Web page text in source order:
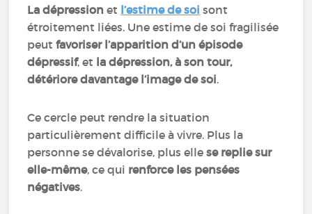
La dépressionet l’estime de soi sont
étroitement liées. Une estime de soi fragilisée
peutfavoriser l’apparition d’un épisode
dépressif, et la dépression, à son tour,
détériore davantage l’image de soi.
Ce cercle peut rendre la situation
particulièrement difficile à vivre. Plus la
personne se dévalorise, plus ellese replie sur
elle-même, ce qui renforce les pensées
négatives.